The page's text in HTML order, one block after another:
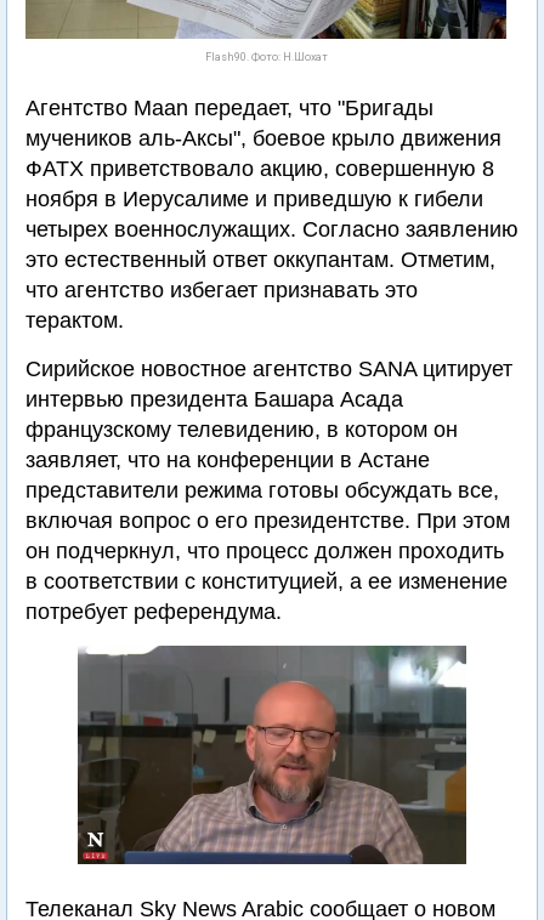
Flash90. Фото: Н.Шохат
Агентство Maan передает, что "Бригады
мучеников аль-Аксы", боевое крыло движения
ФАТХ приветствовало акцию, совершенную 8
ноября в Иерусалиме и приведшую к гибели
четырех военнослужащих. Согласно заявлению
это естественный ответ оккупантам. Отметим,
что агентство избегает признавать это
терактом.
Сирийское новостное агентство SANA цитирует
интервью президента Башара Асада
французскому телевидению, в котором он
заявляет, что на конференции в Астане
представители режима готовы обсуждать все,
включая вопрос о его президентстве. При этом
он подчеркнул, что процесс должен проходить
в соответствии с конституцией, а ее изменение
потребует референдума.
Телеканал Sky News Arabic сообщает о новом